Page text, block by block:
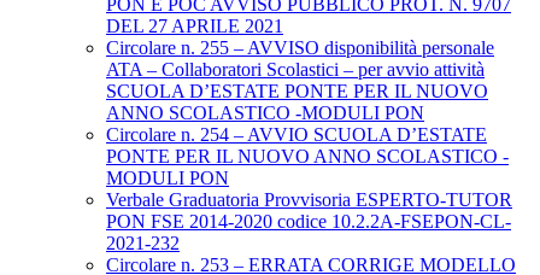
PON E POC AVVISO PUBBLICO PROT. N. 9707
DEL 27 APRILE 2021
Circolare n. 255 – AVVISO disponibilità personale
ATA – Collaboratori Scolastici – per avvio attività
SCUOLA D’ESTATE PONTE PER IL NUOVO
ANNO SCOLASTICO -MODULI PON
Circolare n. 254 – AVVIO SCUOLA D’ESTATE
PONTE PER IL NUOVO ANNO SCOLASTICO -
MODULI PON
Verbale Graduatoria Provvisoria ESPERTO-TUTOR
PON FSE 2014-2020 codice 10.2.2A-FSEPON-CL-
2021-232
Circolare n. 253 – ERRATA CORRIGE MODELLO